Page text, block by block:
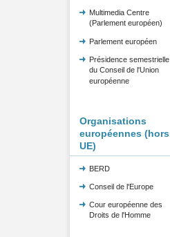
Multimedia Centre
(Parlement européen)
Parlement européen
Présidence semestrielle
du Conseil de l'Union
européenne
Organisations
européennes (hors
UE)
BERD
Conseil de l'Europe
Cour européenne des
Droits de l'Homme